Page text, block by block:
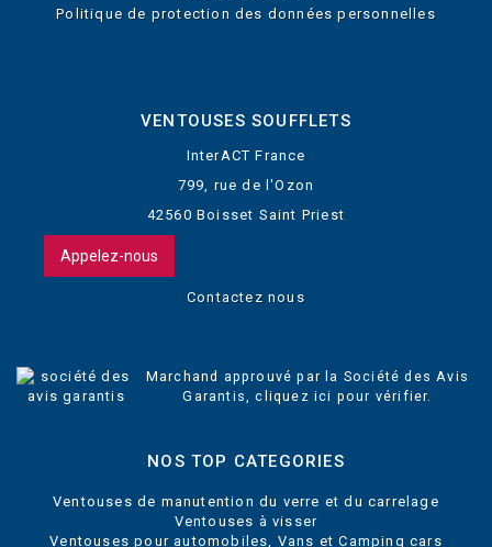
Politique de protection des données personnelles
VENTOUSES SOUFFLETS
InterACT France
799, rue de l'Ozon
42560 Boisset Saint Priest
Appelez-nous
Contactez nous
Marchand approuvé par la Société des Avis
Garantis,cliquez ici pour vérifier
NOS TOP CATEGORIES
Ventouses de manutention du verre et du carrelage
Ventouses à visser
Ventouses pour automobiles, Vans et Camping cars